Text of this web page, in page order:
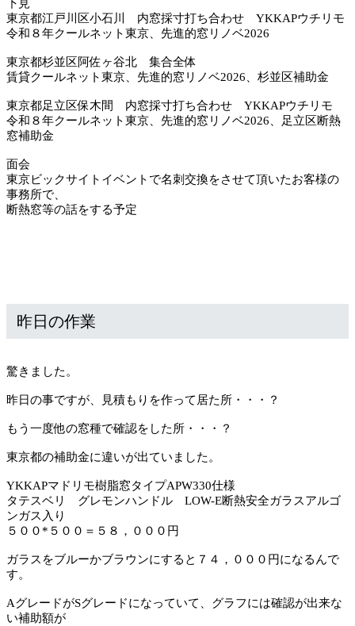
下見
東京都江戸川区小石川 内窓採寸打ち合わせ YKKAPウチリモ
令和８年クールネット東京、先進的窓リノベ2026
東京都杉並区阿佐ヶ谷北 集合全体
賃貸クールネット東京、先進的窓リノベ2026、杉並区補助金
東京都足立区保木間 内窓採寸打ち合わせ YKKAPウチリモ
令和８年クールネット東京、先進的窓リノベ2026、足立区断熱
窓補助金
面会
東京ビックサイトイベントで名刺交換をさせて頂いたお客様の
事務所で、
断熱窓等の話をする予定
昨日の作業
驚きました。
昨日の事ですが、見積もりを作って居た所・・・？
もう一度他の窓種で確認をした所・・・？
東京都の補助金に違いが出ていました。
YKKAPマドリモ樹脂窓タイプAPW330仕様
タテスベリ グレモンハンドル LOW-E断熱安全ガラスアルゴ
ンガス入り
５００*５００＝５８，０００円
ガラスをブルーかブラウンにすると７４，０００円になるんで
す。
AグレードがSグレードになっていて、グラフには確認が出来な
い補助額が